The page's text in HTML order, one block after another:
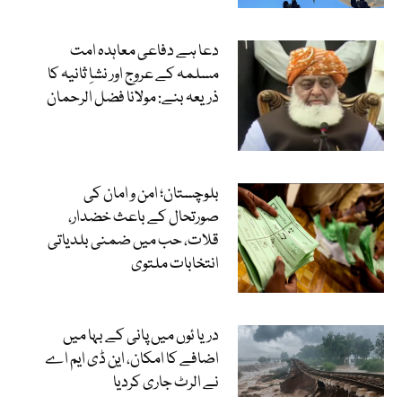
دعا ہے دفاعی معاہدہ امت
مسلمہ کے عروج اور نشاِ ثانیہ کا
ذریعہ بنے: مولانا فضل الرحمان
بلوچستان؛ امن و امان کی
صورتحال کے باعث خضدار،
قلات، حب میں ضمنی بلدیاتی
انتخابات ملتوی
دریا ئوں میں پانی کے بہا میں
اضافے کا امکان، این ڈی ایم اے
نے الرٹ جاری کردیا